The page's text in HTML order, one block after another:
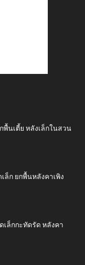
พื้นเตี้ย หลังเล็กในสวน
ล็ก ยกพื้นหลังคาเพิง
เล็กกะทัดรัด หลังคา